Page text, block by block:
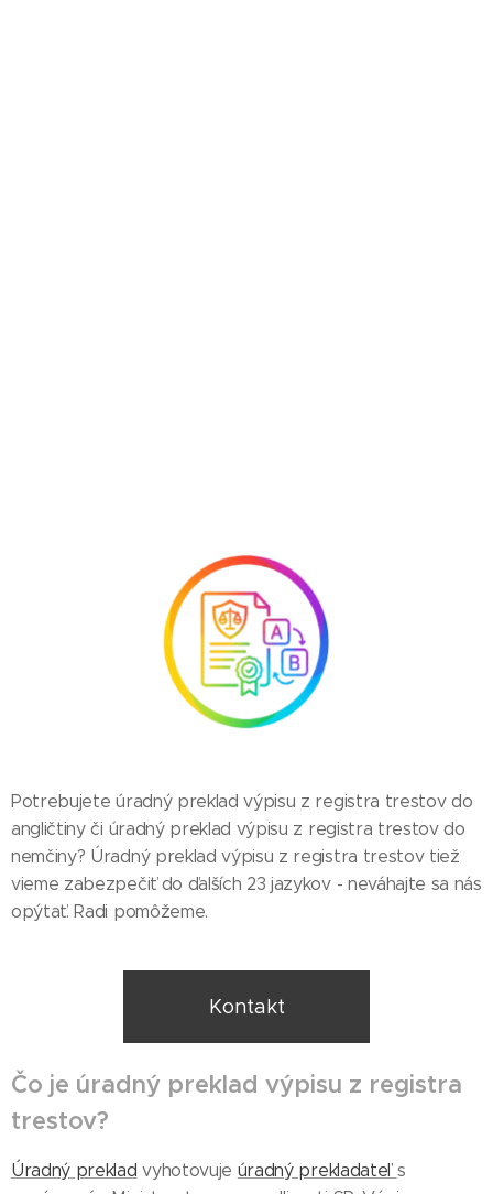
Potrebujete úradný preklad výpisu z registra trestov do
angličtiny či úradný preklad výpisu z registra trestov do
nemčiny? Úradný preklad výpisu z registra trestov tiež
vieme zabezpečiť do ďalších 23 jazykov - neváhajte sa nás
opýtať. Radi pomôžeme.
Kontakt
Čo je úradný preklad výpisu z registra
trestov?
Úradný preklad vyhotovuje úradný prekladateľ s